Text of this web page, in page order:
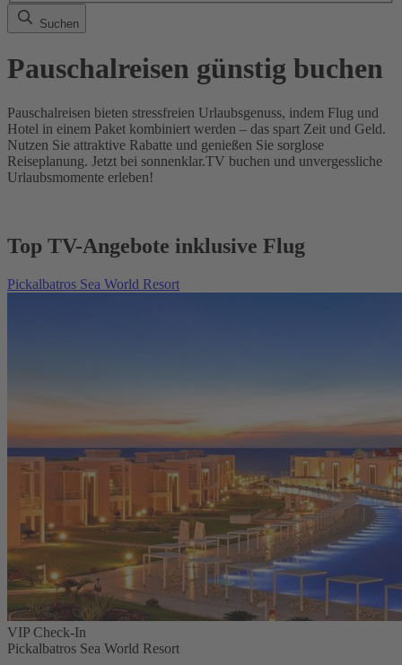
Suchen
Pauschalreisen günstig buchen
Pauschalreisen bieten stressfreien Urlaubsgenuss, indem Flug und
Hotel in einem Paket kombiniert werden – das spart Zeit und Geld.
Nutzen Sie attraktive Rabatte und genießen Sie sorglose
Reiseplanung. Jetzt bei sonnenklar.TV buchen und unvergessliche
Urlaubsmomente erleben!
Top TV-Angebote inklusive Flug
Pickalbatros Sea World Resort
VIP Check-In
Pickalbatros Sea World Resort